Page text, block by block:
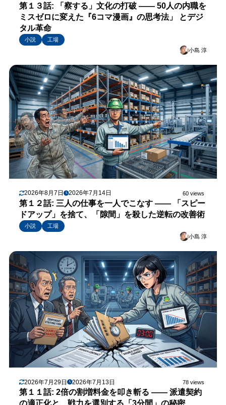
第１３話: 「察する」文化の打破 —— 50人の内職を
ミスゼロに変えた『6コマ漫画』の思考法」 とデジ
タル革命
小説
工場
小島 淳
2026年8月7日 2026年7月14日 60 views
第１２話: 三人の仕事を一人でこなす —— 「スピー
ドアップ」を捨て、「隙間」を殺した逆転の改善術
小説
工場
小島 淳
2026年7月29日 2026年7月13日 78 views
第１１話: 2倍の割増料金を叩き斬る —— 派遣契約